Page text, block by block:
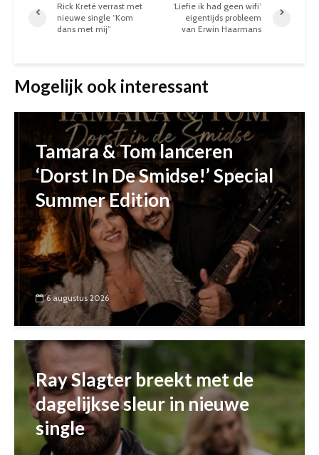
Rick Kreté verrast met
nieuwe single “Kom
dans met mij”
‘Liefie ik had geen wifi’
eigentijds probleem
van Erwin Haarmans
Mogelijk ook interessant
Tamara & Tom lanceren
‘Dorst In De Smidse!’ Special
Summer Edition
6 augustus 2026
Ray Slagter breekt met de
dagelijkse sleur in nieuwe
single